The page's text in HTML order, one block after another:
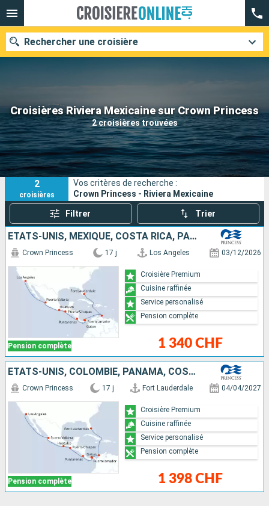
Croisières Riviera Mexicaine sur Crown Princess
2 croisières trouvées
Rechercher une croisière
Nos destinations
Mois de départ
Ports Compagnies
Rechercher
2
croisières
Vos critères de recherche :
Crown Princess - Riviera Mexicaine
Filtrer Trier
ÉTATS-UNIS, MEXIQUE, COSTA RICA, PANAMA
Pension complète
Crown Princess 17 j Los Angeles 03/12/2026
1 340 CHF
Croisière Premium
Cuisine raffinée
Service personalisé
Pension complète
ÉTATS-UNIS, COLOMBIE, PANAMA, COSTA RICA, MEXIQUE
Pension complète
Crown Princess 17 j Fort Lauderdale 04/04/2027
1 398 CHF
Croisière Premium
Cuisine raffinée
Service personalisé
Pension complète